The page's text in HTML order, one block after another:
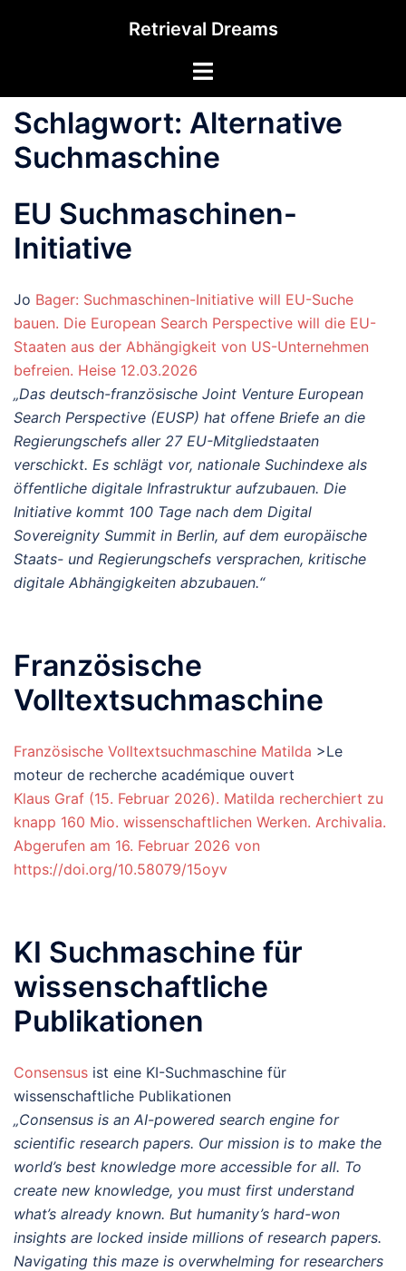
Retrieval Dreams
Menü
Schlagwort: Alternative
Suchmaschine
EU Suchmaschinen-
Initiative
Jo Bager: Suchmaschinen-Initiative will EU-Suche
bauen. Die European Search Perspective will die EU-
Staaten aus der Abhängigkeit von US-Unternehmen
befreien. Heise 12.03.2026
„Das deutsch-französische Joint Venture European
Search Perspective (EUSP) hat offene Briefe an die
Regierungschefs aller 27 EU-Mitgliedstaaten
verschickt. Es schlägt vor, nationale Suchindexe als
öffentliche digitale Infrastruktur aufzubauen. Die
Initiative kommt 100 Tage nach dem Digital
Sovereignity Summit in Berlin, auf dem europäische
Staats- und Regierungschefs versprachen, kritische
digitale Abhängigkeiten abzubauen.“
Französische
Volltextsuchmaschine
Französische Volltextsuchmaschine Matilda >Le
moteur de recherche académique ouvert
Klaus Graf (15. Februar 2026). Matilda recherchiert zu
knapp 160 Mio. wissenschaftlichen Werken. Archivalia.
Abgerufen am 16. Februar 2026 von
https://doi.org/10.58079/15oyv
KI Suchmaschine für
wissenschaftliche
Publikationen
Consensus ist eine KI-Suchmaschine für
wissenschaftliche Publikationen
„Consensus is an AI-powered search engine for
scientific research papers. Our mission is to make the
world’s best knowledge more accessible for all. To
create new knowledge, you must first understand
what’s already known. But humanity’s hard-won
insights are locked inside millions of research papers.
Navigating this maze is overwhelming for researchers